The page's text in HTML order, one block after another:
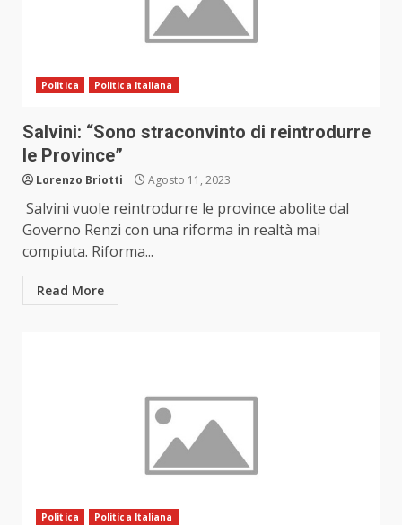
Politica Politica Italiana
Salvini: “Sono straconvinto di reintrodurre
le Province”
Lorenzo Briotti Agosto 11, 2023
Salvini vuole reintrodurre le province abolite dal
Governo Renzi con una riforma in realtà mai
compiuta. Riforma...
Read More
Politica Politica Italiana